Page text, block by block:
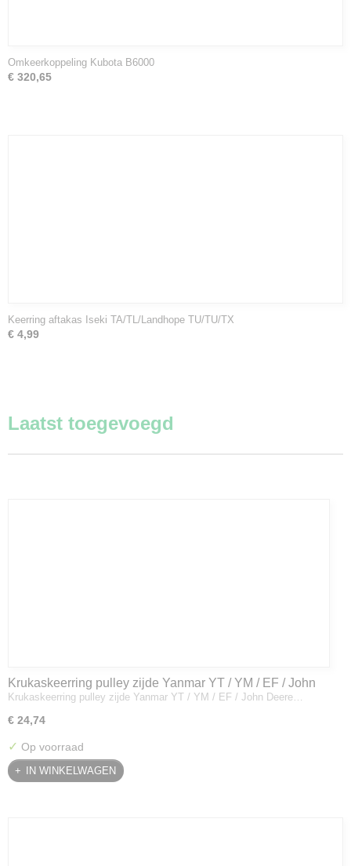
Omkeerkoppeling Kubota B6000
€ 320,65
Keerring aftakas Iseki TA/TL/Landhope TU/TU/TX
€ 4,99
Laatst toegevoegd
Krukaskeerring pulley zijde Yanmar YT / YM / EF / John
Deere - 119934-01800
Krukaskeerring pulley zijde Yanmar YT / YM / EF / John Deere…
€ 24,74
✓ Op voorraad
IN WINKELWAGEN